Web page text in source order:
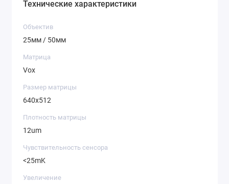
Технические характеристики
Объектив
25мм / 50мм
Матрица
Vox
Размер матрицы
640x512
Плотность матрицы
12um
Чувствительность сенсора
<25mK
Увеличение